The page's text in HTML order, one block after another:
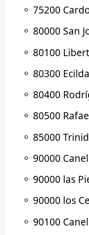
⚬ 75200
⚬ 80000 San
⚬ 80100
⚬ 80300
⚬ 80400
⚬ 80500
⚬ 85000
⚬ 90000
⚬ 90000 las
⚬ 90000 los
⚬ 90100